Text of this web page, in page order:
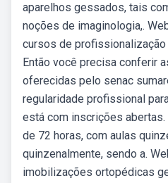
aparelhos gessados, tais
noções de imaginologia,.
cursos de profissionalização
Então você precisa conferir
oferecidas pelo senac
regularidade profissional
está com inscrições abertas.
de 72 horas, com aulas
quinzenalmente, sendo a.
imobilizações ortopédicas